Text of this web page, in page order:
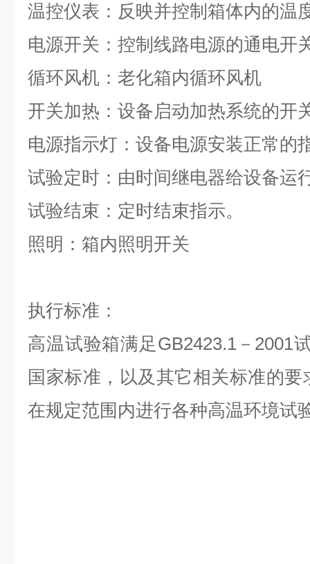
温控仪表：反映并控制箱体内的温
电源开关：控制线路电源的通电开
循环风机：老化箱内循环风机
开关加热：设备启动加热系统的开
电源指示灯：设备电源安装正常的
试验定时：由时间继电器给设备运
试验结束：定时结束指示。
照明：箱内照明开关
执行标准：
高温试验箱满足 GB2423.1－ 2001
国家标准，以及其它相关标准的要
在规定范围内进行各种高温环境试